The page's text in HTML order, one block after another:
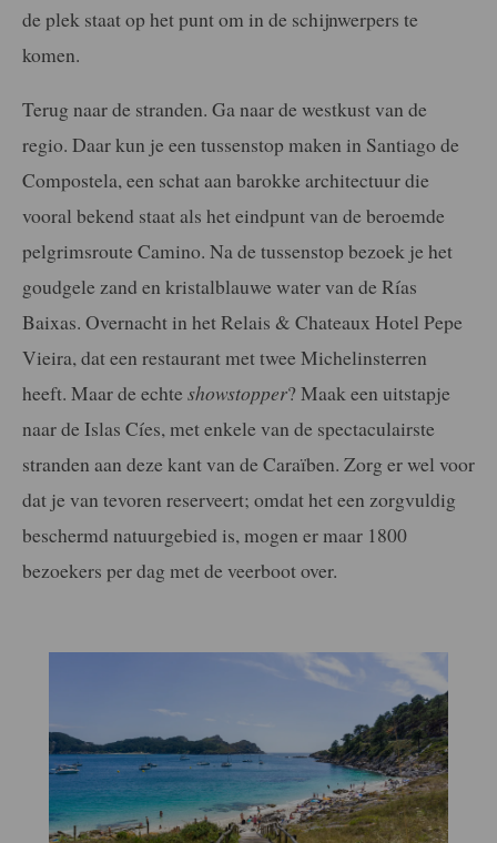
de plek staat op het punt om in de schijnwerpers te
komen.
Terug naar de stranden. Ga naar de westkust van de
regio. Daar kun je een tussenstop maken in Santiago de
Compostela, een schat aan barokke architectuur die
vooral bekend staat als het eindpunt van de beroemde
pelgrimsroute Camino. Na de tussenstop bezoek je het
goudgele zand en kristalblauwe water van de Rías
Baixas. Overnacht in het Relais & Chateaux Hotel Pepe
Vieira, dat een restaurant met twee Michelinsterren
heeft. Maar de echte showstopper? Maak een uitstapje
naar de Islas Cíes, met enkele van de spectaculairste
stranden aan deze kant van de Caraïben. Zorg er wel voor
dat je van tevoren reserveert; omdat het een zorgvuldig
beschermd natuurgebied is, mogen er maar 1800
bezoekers per dag met de veerboot over.